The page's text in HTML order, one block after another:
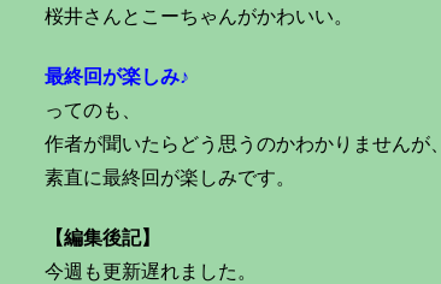
桜井さんとこーちゃんがかわいい。
最終回が楽しみ♪
ってのも、
作者が聞いたらどう思うのかわかりませんが、
素直に最終回が楽しみです。
【編集後記】
今週も更新遅れました。